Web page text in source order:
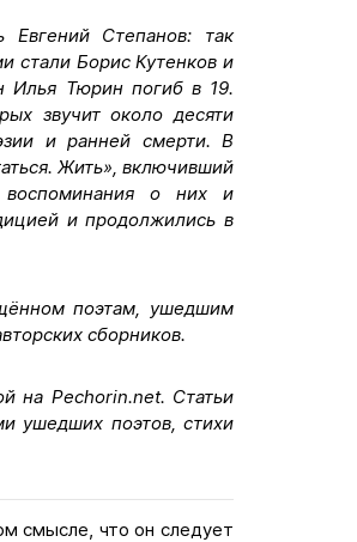
Степанов: так
стали Борис Кутенков и
Илья Тюрин погиб в 19.
звучит около десяти
и ранней смерти. В
Жить», включивший
воспоминания о них и
и продолжились в
поэтам, ушедшим
сборников.
на Pechorin.net. Статьи
ушедших поэтов, стихи
смысле, что он следует